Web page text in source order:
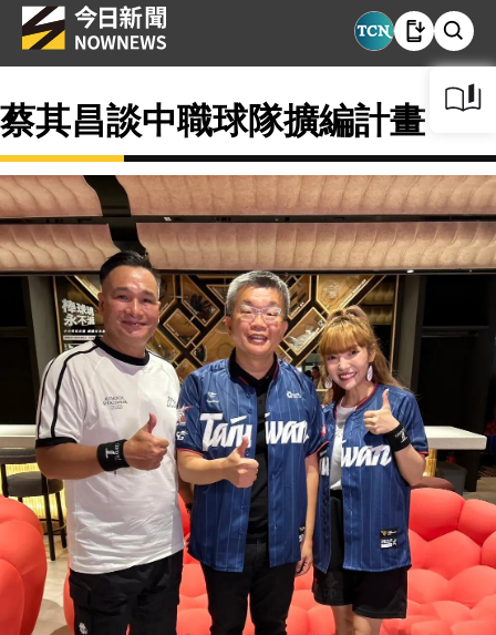
蔡其昌談中職球隊擴編計畫？